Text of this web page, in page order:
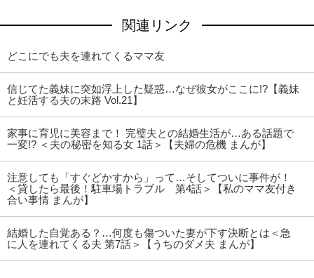
関連リンク
どこにでも夫を連れてくるママ友
信じてた義妹に突如浮上した疑惑…なぜ彼女がここに!?【義妹
と妊活する夫の末路 Vol.21】
家事に育児に美容まで！ 完璧夫との結婚生活が…ある話題で
一変!? ＜夫の秘密を知る女 1話＞【夫婦の危機 まんが】
注意しても「すぐどかすから」って…そしてついに事件が！
＜貸したら最後！駐車場トラブル 第4話＞【私のママ友付き
合い事情 まんが】
結婚した自覚ある？…何度も傷ついた妻が下す決断とは＜急
に人を連れてくる夫 第7話＞【うちのダメ夫 まんが】